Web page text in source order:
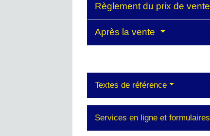
Règlement du prix de vente
Après la vente
Textes de référence
Services en ligne et formulaires